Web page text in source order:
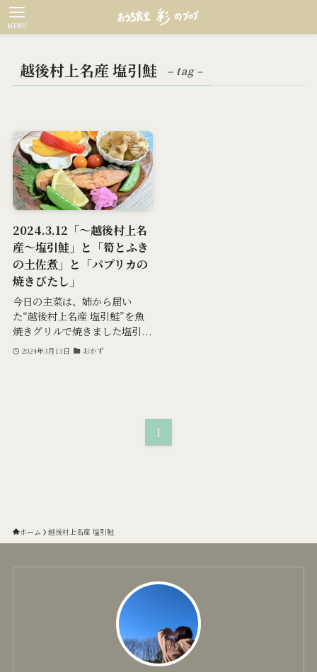
MENU
越後村上名産 塩引鮭 – tag –
2024.3.12「～越後村上名
産～塩引鮭」と「筍とふき
の土佐煮」と「パプリカの
焼きびたし」
今日の主菜は、姉から届い
た“越後村上名産 塩引鮭”を魚
焼きグリルで焼きました塩引...
2024年3月13日 おかず
1
ホーム 越後村上名産 塩引鮭